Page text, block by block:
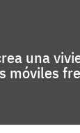
una
móviles